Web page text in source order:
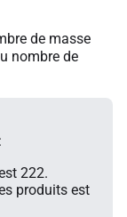
de masse
nombre de
222.
produits est